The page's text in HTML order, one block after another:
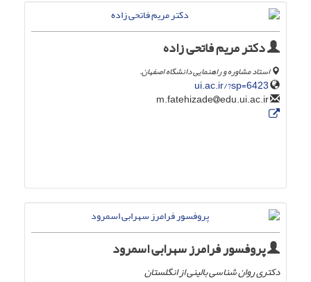
دکتر مریم فاتحی زاده
استاد مشاوره و راهنمایی دانشگاه اصفهان.
ui.ac.ir/?sp=6423
edu.ui.ac.ir
پروفسور فرامرز سهرابی اسمرود
دکتری روان شناسی بالینی از انگلستان